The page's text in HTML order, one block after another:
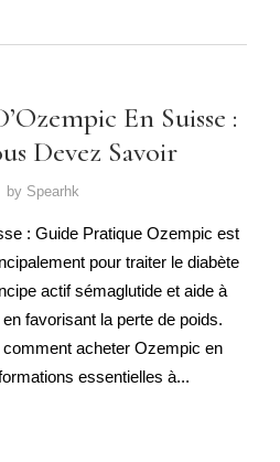
En Suisse :
Devez Savoir
by Spearhk
: Guide Pratique Ozempic est
pour traiter le diabète
actif sémaglutide et aide à
favorisant la perte de poids.
acheter Ozempic en
essentielles à...